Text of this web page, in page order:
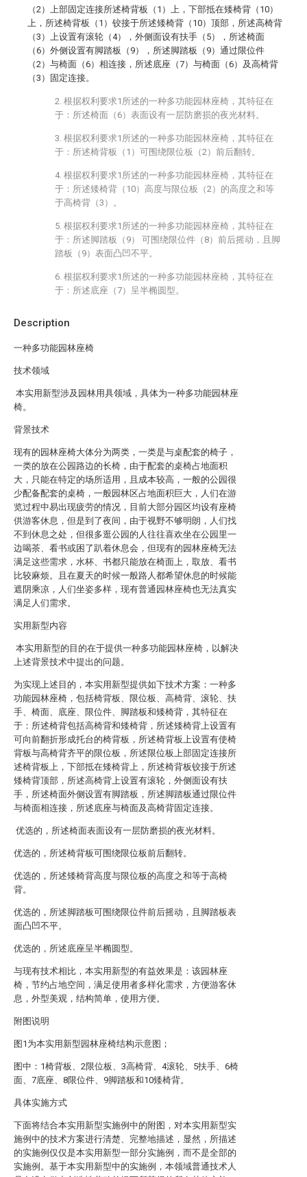
Description
一种多功能园林座椅
技术领域
本实用新型涉及园林用具领域，具体为一种多功能园林座
椅。
背景技术
现有的园林座椅大体分为两类，一类是与桌配套的椅子，
一类的放在公园路边的长椅，由于配套的桌椅占地面积
大，只能在特定的场所适用，且成本较高，一般的公园很
少配备配套的桌椅，一般园林区占地面积巨大，人们在游
览过程中易出现疲劳的情况，目前大部分园区均设有座椅
供游客休息，但是到了夜间，由于视野不够明朗，人们找
不到休息之处，但很多逛公园的人往往喜欢坐在公园里一
边喝茶、看书或困了趴着休息会，但现有的园林座椅无法
满足这些需求，水杯、书都只能放在椅面上，取放、看书
比较麻烦。且在夏天的时候一般路人都希望休息的时候能
遮阴乘凉，人们坐姿多样，现有普通园林座椅也无法真实
满足人们需求。
实用新型内容
本实用新型的目的在于提供一种多功能园林座椅，以解决
上述背景技术中提出的问题。
为实现上述目的，本实用新型提供如下技术方案：一种多
功能园林座椅，包括椅背板、限位板、高椅背、滚轮、扶
手、椅面、底座、限位件、脚踏板和矮椅背，其特征在
于：所述椅背包括高椅背和矮椅背，所述矮椅背上设置有
可向前翻折形成托台的椅背板，所述椅背板上设置有使椅
背板与高椅背齐平的限位板，所述限位板上部固定连接所
述椅背板上，下部抵在矮椅背上，所述椅背板铰接于所述
矮椅背顶部，所述高椅背上设置有滚轮，外侧面设有扶
手，所述椅面外侧设置有脚踏板，所述脚踏板通过限位件
与椅面相连接，所述底座与椅面及高椅背固定连接。
优选的，所述椅面表面设有一层防磨损的夜光材料。
优选的，所述椅背板可围绕限位板前后翻转。
优选的，所述矮椅背高度与限位板的高度之和等于高椅
背。
优选的，所述脚踏板可围绕限位件前后摇动，且脚踏板表
面凸凹不平。
优选的，所述底座呈半椭圆型。
与现有技术相比，本实用新型的有益效果是：该园林座
椅，节约占地空间，满足使用者多样化需求，方便游客休
息，外型美观，结构简单，使用方便。
附图说明
图1为本实用新型园林座椅结构示意图；
图中：1椅背板、2限位板、3高椅背、4滚轮、5扶手、6椅
面、7底座、8限位件、9脚踏板和10矮椅背。
具体实施方式
下面将结合本实用新型实施例中的附图，对本实用新型实
施例中的技术方案进行清楚、完整地描述，显然，所描述
的实施例仅仅是本实用新型一部分实施例，而不是全部的
实施例。基于本实用新型中的实施例，本领域普通技术人
（2）上部固定连接所述椅背板（1）上，下部抵在矮椅背（10）
上，所述椅背板（1）铰接于所述矮椅背（10）顶部，所述高椅背
（3）上设置有滚轮（4），外侧面设有扶手（5），所述椅面
（6）外侧设置有脚踏板（9），所述脚踏板（9）通过限位件
（2）与椅面（6）相连接，所述底座（7）与椅面（6）及高椅背
（3）固定连接。
2. 根据权利要求1所述的一种多功能园林座椅，其特征在
于：所述椅面（6）表面设有一层防磨损的夜光材料。
3. 根据权利要求1所述的一种多功能园林座椅，其特征在
于：所述椅背板（1）可围绕限位板（2）前后翻转。
4. 根据权利要求1所述的一种多功能园林座椅，其特征在
于：所述矮椅背（10）高度与限位板（2）的高度之和等
于高椅背（3）。
5. 根据权利要求1所述的一种多功能园林座椅，其特征在
于：所述脚踏板（9） 可围绕限位件（8）前后摇动，且脚
踏板（9）表面凸凹不平。
6. 根据权利要求1所述的一种多功能园林座椅，其特征在
于：所述底座（7）呈半椭圆型。